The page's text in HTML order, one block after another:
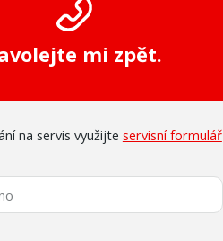
mi zpět.
na servis využijte servisní formulář